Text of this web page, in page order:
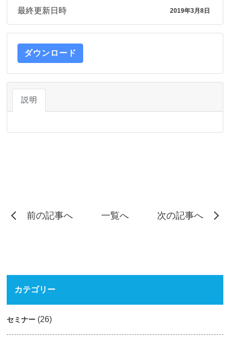
最終更新日時 2019年3月8日
ダウンロード
説明
前の記事へ 一覧へ 次の記事へ
カテゴリー
セミナー (26)